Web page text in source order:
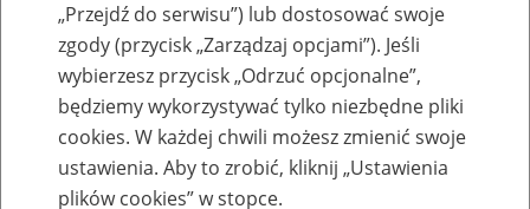
Baza zlikwidowanych lub
przekształconych zakładów pracy
„Przejdź do serwisu”) lub dostosować swoje
zgody (przycisk „Zarządzaj opcjami”). Jeśli
wybierzesz przycisk „Odrzuć opcjonalne”,
będziemy wykorzystywać tylko niezbędne pliki
cookies. W każdej chwili możesz zmienić swoje
ustawienia. Aby to zrobić, kliknij „Ustawienia
plików cookies” w stopce.